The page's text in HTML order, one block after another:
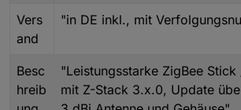
Vers
and
"in DE inkl., mit
Besc
hreib
"Leistungsstarke ZigBee
mit Z-Stack 3.x.0, Update